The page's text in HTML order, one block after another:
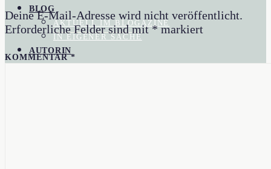
BLOG
AKTUELL IM BLOGAZINE
IN EIGENER SACHE
AUTORIN
Deine E-Mail-Adresse wird nicht veröffentlicht.
Erforderliche Felder sind mit*markiert
KOMMENTAR*